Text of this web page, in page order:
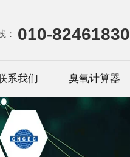
： 010-82461830
系我们 臭氧计算器